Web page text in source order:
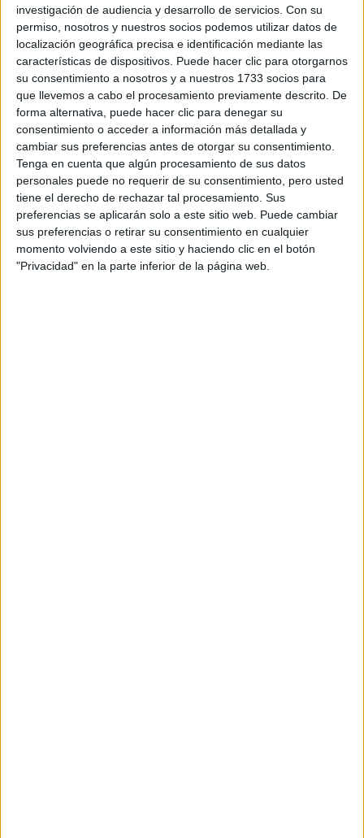
investigación de audiencia y desarrollo de servicios. Con su
permiso, nosotros y nuestros socios podemos utilizar datos de
localización geográfica precisa e identificación mediante las
características de dispositivos. Puede hacer clic para otorgarnos
su consentimiento a nosotros y a nuestros 1733 socios para
que llevemos a cabo el procesamiento previamente descrito. De
forma alternativa, puede hacer clic para denegar su
consentimiento o acceder a información más detallada y
cambiar sus preferencias antes de otorgar su consentimiento.
Tenga en cuenta que algún procesamiento de sus datos
personales puede no requerir de su consentimiento, pero usted
tiene el derecho de rechazar tal procesamiento. Sus
preferencias se aplicarán solo a este sitio web. Puede cambiar
sus preferencias o retirar su consentimiento en cualquier
momento volviendo a este sitio y haciendo clic en el botón
"Privacidad" en la parte inferior de la página web.
Únete a la escala de Tropa y Marinería
de...
¡Descubre una vida llena de dinamismo y grandes
oportunidades profesionales en...